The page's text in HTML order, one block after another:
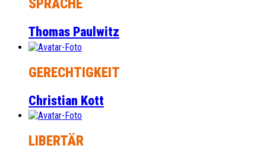
SPRACHE
Thomas Paulwitz
GERECHTIGKEIT
Christian Kott
LIBERTÄR